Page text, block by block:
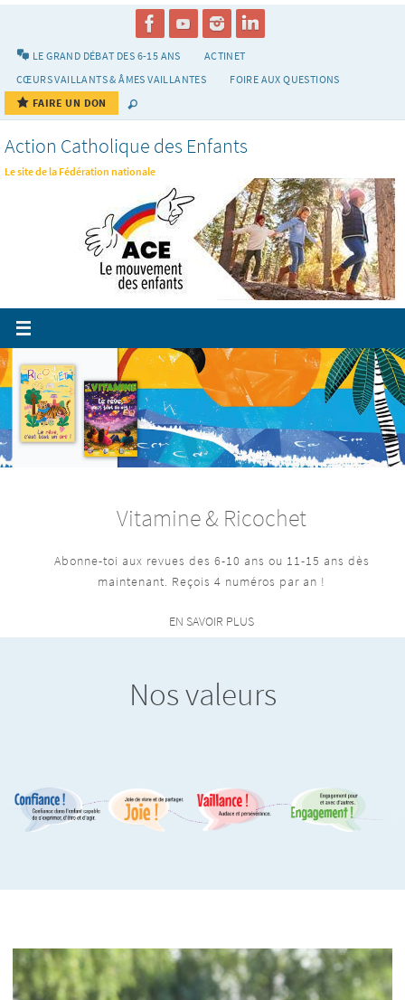
LE GRAND DÉBAT DES 6-15 ANS
ACTINET
CŒURS VAILLANTS & ÂMES VAILLANTES
FOIRE AUX QUESTIONS
FAIRE UN DON
Action Catholique des Enfants
Le site de la Fédération nationale
Vitamine & Ricochet
Abonne-toi aux revues des 6-10 ans ou 11-15 ans dès
maintenant. Reçois 4 numéros par an !
EN SAVOIR PLUS
Nos valeurs